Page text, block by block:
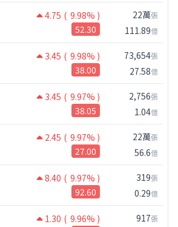
4.75 ( 9.98% )
52.30
22萬張
111.89億
3.45 ( 9.98% )
38.00
73,654張
27.58億
3.45 ( 9.97% )
38.05
2,756張
1.04億
2.45 ( 9.97% )
27.00
22萬張
56.6億
8.40 ( 9.97% )
92.60
319張
0.29億
1.30 ( 9.96% ) 917張